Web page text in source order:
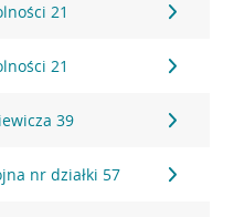
21
21
39
nr działki 57